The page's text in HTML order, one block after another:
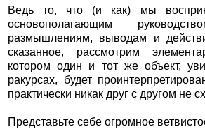
Ведь то, что (и как) мы
основополагающим
размышлениям, выводам и
сказанное, рассмотрим
котором один и тот же объект,
ракурсах, будет
практически никак друг с другом не
Представьте себе огромное